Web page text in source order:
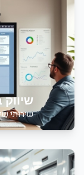
שירותי